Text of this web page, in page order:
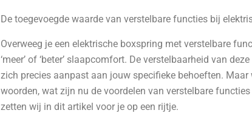
De toegevoegde waarde van verstelbare functies bij
Overweeg je een elektrische boxspring met verstelbare
‘meer’ of ‘beter’ slaapcomfort. De verstelbaarheid van
zich precies aanpast aan jouw specifieke behoeften. Maar
woorden, wat zijn nu de voordelen van verstelbare
zetten wij in dit artikel voor je op een rijtje.